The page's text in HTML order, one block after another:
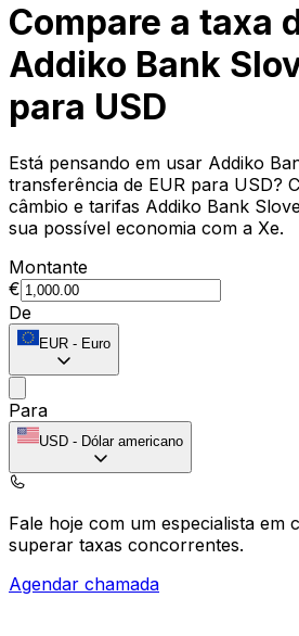
Compare a taxa
Addiko Bank
para USD
Está pensando em usar Addiko
transferência de EUR para USD?
câmbio e tarifas Addiko Bank
sua possível economia com a Xe.
Montante
€
De
EUR - Euro
Para
USD - Dólar americano
Fale hoje com um especialista em
superar taxas concorrentes.
Agendar chamada